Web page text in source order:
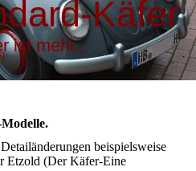
Käfer
ist mehr...
beispielsweise
Etzold (Der Käfer-Eine